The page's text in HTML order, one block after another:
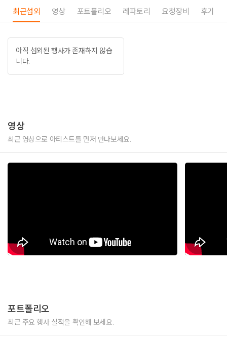
2007 연세대학교 국제대학원 졸업, 서울
-국제관계학 석사 (국제협력 전공)
2013 이화여자대학교 통번역대학원 졸업, 서울
-한영통역학 석사 (한영통역 전공)
영어 및 한국어 진행, 영어 MC 및 한국어 MC 경력 요약본 (자세한 사항은
2014 안전행정부 주최 ‘2014 국제승강기엑스포’ 개막식 및 해외 VIP초청
인팅 페스티벌’ 시상식 및 폐막식
2015 행정자치부 주최, 새마을중앙운동회 및 대구광역시 공동 주관 2015
최근섭외 영상 포트폴리오 레파토리 요청장비 후기
아직 섭외된 행사가 존재하지 않습
니다.
영상
최근 영상으로 아티스트를 먼저 만나보세요.
포트폴리오
최근 주요 행사 실적을 확인해 보세요.